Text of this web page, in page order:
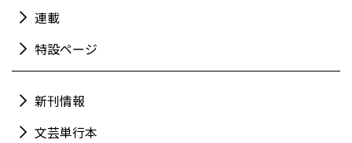
連載
特設ページ
新刊情報
文芸単行本